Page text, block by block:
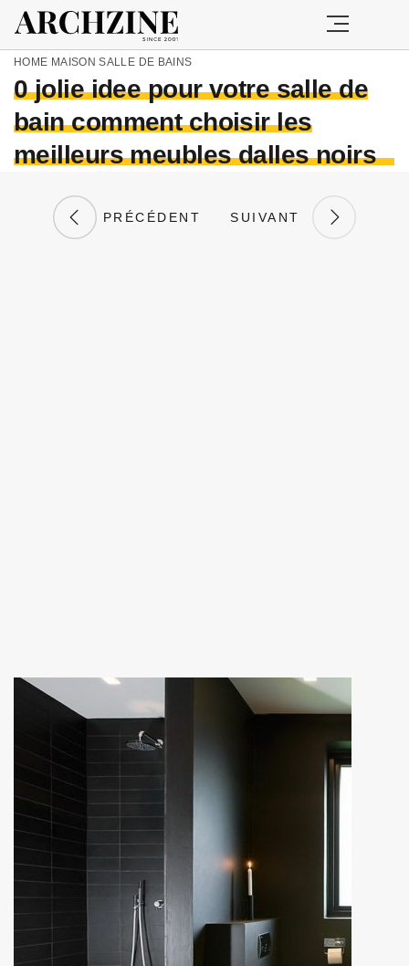
HOME MAISON SALLE DE BAINS
0 jolie idee pour votre salle de
bain comment choisir les
meilleurs meubles dalles noirs
PRÉCÉDENT SUIVANT